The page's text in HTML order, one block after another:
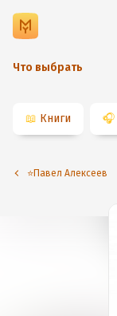
Что выбрать
📖 Книги 🎧
⭐️Павел Алексеев